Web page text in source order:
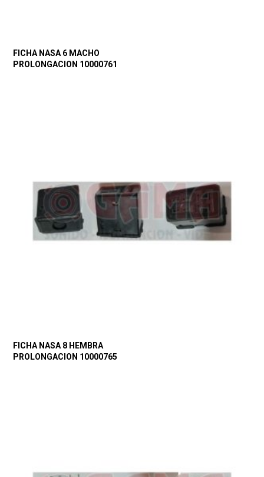
FICHA NASA 6 MACHO
PROLONGACION 10000761
FICHA NASA 8 HEMBRA
PROLONGACION 10000765